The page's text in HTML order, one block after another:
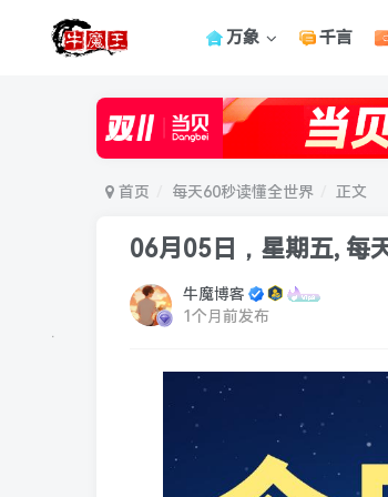
万象 千言
首页 每天60秒读懂全世界 正文
06月05日，星期五, 每
牛魔博客
1个月前发布